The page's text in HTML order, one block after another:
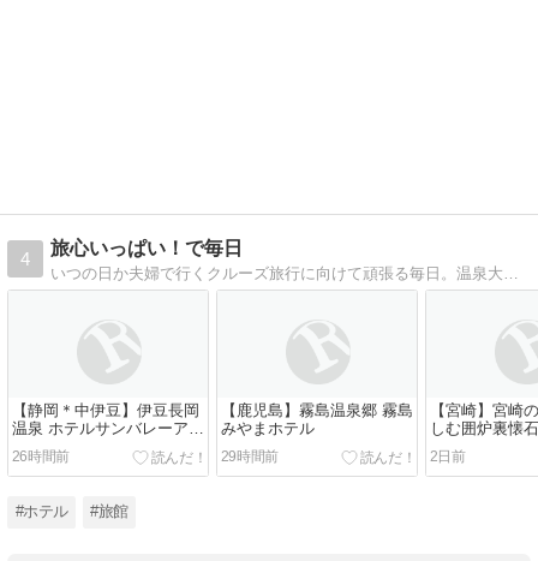
4
旅心いっぱい！で毎日
いつの日か夫婦で行くクルーズ旅行に向けて頑張る毎日。温泉大好き！全国のお宿を紹介します！
【静岡＊中伊豆】伊豆長岡
温泉 ホテルサンバレーアネ
ックス
26時間前
【鹿児島】霧島温泉郷 霧島
みやまホテル
29時間前
【宮崎】宮崎
しむ囲炉裏懐
2日前
#ホテル #旅館